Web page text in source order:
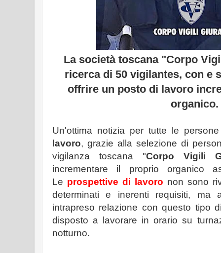
La società toscana "Corpo
ricerca di 50 vigilantes, con e
offrire un posto di lavoro
organico.
Un'ottima notizia per tutte le
lavoro, grazie alla selezione di
vigilanza toscana "Corpo Vigili
incrementare il proprio organico
Le prospettive di lavoro non sono
determinati e inerenti requisiti,
intrapreso relazione con questo tipo
disposto a lavorare in orario su
notturno.